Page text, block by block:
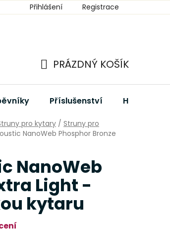
Přihlášení Registrace
KOŠÍK
PRÁZDNÝ KOŠÍK
Příslušenství Hudební
pro kytary / Struny pro
NanoWeb Phosphor Bronze
NanoWeb
Light -
kytaru